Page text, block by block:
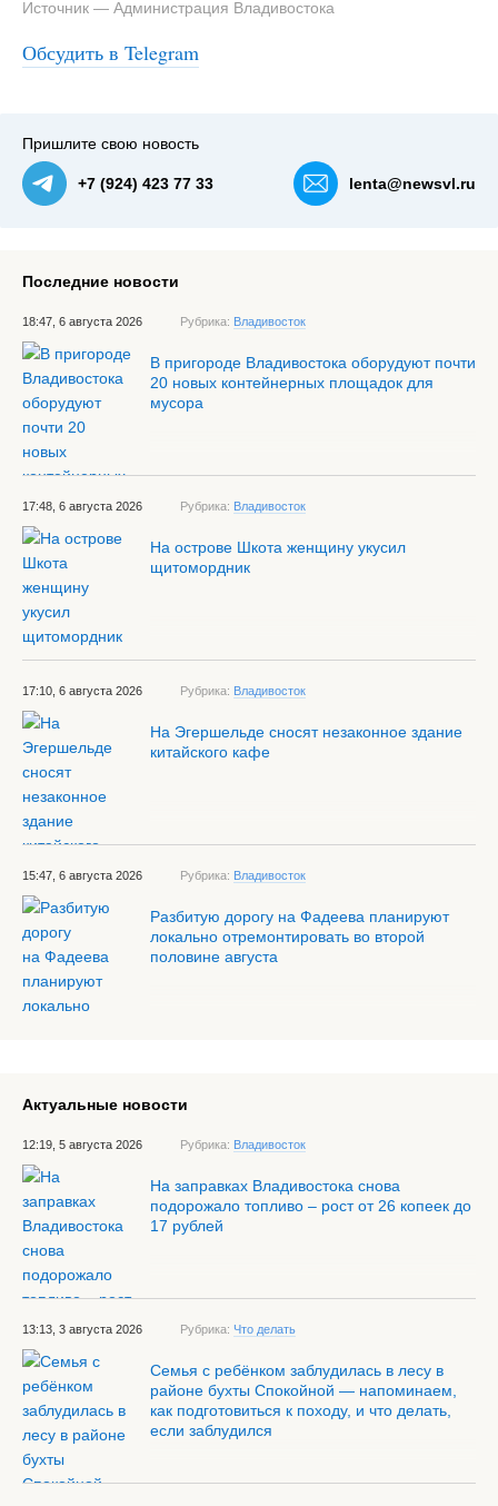
Источник — Администрация Владивостока
Обсудить в Telegram
#3Сквер на Некрасовской сейчас — NewsVL.ru
Пришлите свою новость
+7 (924) 423 77 33 lenta@newsvl.ru
Последние новости
18:47, 6 августа 2026 Рубрика: Владивосток
В пригороде Владивостока оборудуют почти
20 новых контейнерных площадок для
мусора
17:48, 6 августа 2026 Рубрика: Владивосток
На острове Шкота женщину укусил
щитомордник
17:10, 6 августа 2026 Рубрика: Владивосток
На Эгершельде сносят незаконное здание
китайского кафе
15:47, 6 августа 2026 Рубрика: Владивосток
Разбитую дорогу на Фадеева планируют
локально отремонтировать во второй
половине августа
Актуальные новости
12:19, 5 августа 2026 Рубрика: Владивосток
На заправках Владивостока снова
подорожало топливо – рост от 26 копеек до
17 рублей
13:13, 3 августа 2026 Рубрика: Что делать
Семья с ребёнком заблудилась в лесу в
районе бухты Спокойной — напоминаем,
как подготовиться к походу, и что делать,
если заблудился